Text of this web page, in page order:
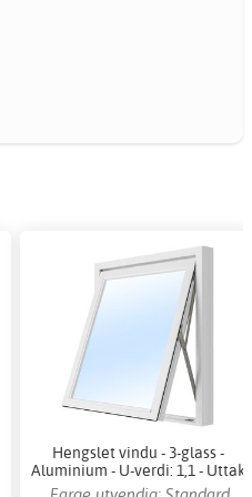
Hengslet vindu - 3-glass -
Aluminium - U-verdi: 1,1 - Uttak